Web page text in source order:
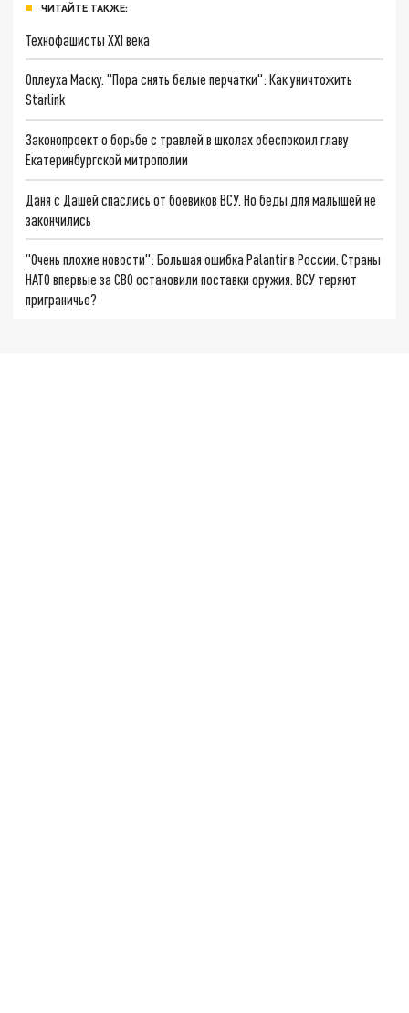
ЧИТАЙТЕ ТАКЖЕ:
Технофашисты XXI века
Оплеуха Маску. "Пора снять белые перчатки": Как уничтожить
Starlink
Законопроект о борьбе с травлей в школах обеспокоил главу
Екатеринбургской митрополии
Даня с Дашей спаслись от боевиков ВСУ. Но беды для малышей не
закончились
"Очень плохие новости": Большая ошибка Palantir в России. Страны
НАТО впервые за СВО остановили поставки оружия. ВСУ теряют
приграничье?